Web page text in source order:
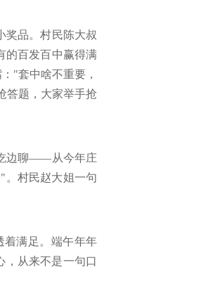
奖品。村民陈大叔
的百发百中赢得满
"套中啥不重要，
答题，大家举手抢
边聊——从今年庄
。村民赵大姐一句
满足。端午年年
，从来不是一句口